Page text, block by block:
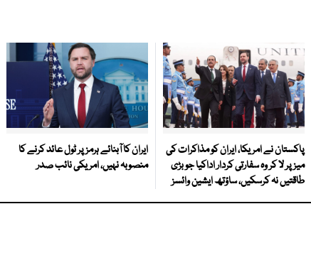
پاکستان نے امریکا، ایران کو مذاکرات کی
میز پر لا کر وہ سفارتی کردار اداکیا جو بڑی
طاقتیں نہ کرسکیں، ساؤتھ ایشین وائسز
ایران کا آبنائے ہرمز پر ٹول عائد کرنے کا
منصوبہ نہیں، امریکی نائب صدر